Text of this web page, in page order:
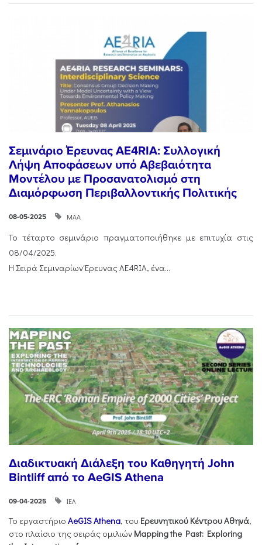
Σεμινάριο Έρευνας AE4RIA: Συλλογική
Λήψη Αποφάσεων υπό Αβεβαιότητα
Μοντέλου με Προσανατολισμό στη
Διαμόρφωση Περιβαλλοντικής Πολιτικής
08-05-2025 ΜΑΑ
Το τέταρτο σεμινάριο πραγματοποιήθηκε με επιτυχία στις
08/04/2025.
Η Σειρά Σεμιναρίων Έρευνας AE4RIA, ένα...
Διαδικτυακή Διάλεξη του Καθηγητή John
Bintliff από το AeGIS Athena
09-04-2025 ΙΕΛ
Το εργαστήριο AeGIS Athena, του Ερευνητικού ΚέντρουΑθηνά,
στο πλαίσιο της σειράς ομιλιών Mapping the Past: Exploring